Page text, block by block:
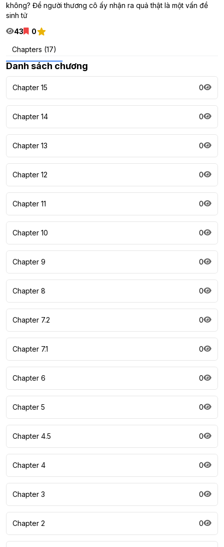
không? Để người thương cô ấy nhận ra quả thật là một vấn đề
sinh tử
43
0
Chapters (17)
Danh sách chương
Chapter 15 0
Chapter 14 0
Chapter 13 0
Chapter 12 0
Chapter 11 0
Chapter 10 0
Chapter 9 0
Chapter 8 0
Chapter 7.2 0
Chapter 7.1 0
Chapter 6 0
Chapter 5 0
Chapter 4.5 0
Chapter 4 0
Chapter 3 0
Chapter 2 0